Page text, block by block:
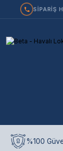
SİPARİŞ
%100